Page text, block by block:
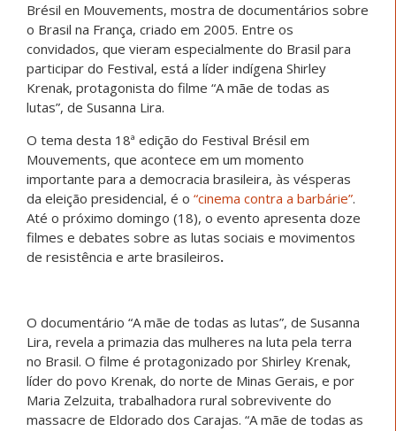
Brésil en Mouvements, mostra de documentários sobre
o Brasil na França, criado em 2005. Entre os
convidados, que vieram especialmente do Brasil para
participar do Festival, está a líder indígena Shirley
Krenak, protagonista do filme “A mãe de todas as
lutas”, de Susanna Lira.
O tema desta 18ª edição do Festival Brésil em
Mouvements, que acontece em um momento
importante para a democracia brasileira, às vésperas
da eleição presidencial, é o “cinema contra a barbárie”.
Até o próximo domingo (18), o evento apresenta doze
filmes e debates sobre as lutas sociais e movimentos
de resistência e arte brasileiros.
O documentário “A mãe de todas as lutas”, de Susanna
Lira, revela a primazia das mulheres na luta pela terra
no Brasil. O filme é protagonizado por Shirley Krenak,
líder do povo Krenak, do norte de Minas Gerais, e por
Maria Zelzuita, trabalhadora rural sobrevivente do
massacre de Eldorado dos Carajas. “A mãe de todas as